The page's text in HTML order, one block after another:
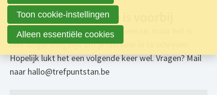
De aanmeldperiode is voorbij
Beste, Hartelijk dank voor je interesse, maar het is
niet langer mogelijk om je hiervoor in te schrijven.
Hopelijk lukt het een volgende keer wel. Vragen? Mail
naar hallo@trefpuntstan.be
Toon cookie-instellingen
Alleen essentiële cookies